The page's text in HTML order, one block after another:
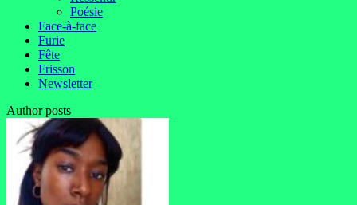
Poésie
Face-à-face
Furie
Fête
Frisson
Newsletter
Author posts